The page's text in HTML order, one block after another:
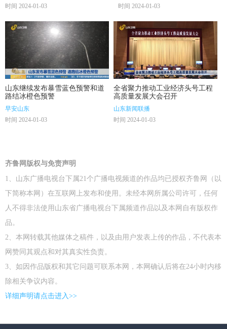
时间 2024-01-03
时间 2024-01-03
山东继续发布暴雪蓝色预警和道
路结冰橙色预警
早安山东
时间 2024-01-03
全省聚力推动工业经济头号工程
高质量发展大会召开
山东新闻联播
时间 2024-01-03
齐鲁网版权与免责声明
1、山东广播电视台下属21个广播电视频道的作品均已授权齐鲁网（以
下简称本网）在互联网上发布和使用。未经本网所属公司许可，任何
人不得非法使用山东省广播电视台下属频道作品以及本网自有版权作
品。
2、本网转载其他媒体之稿件，以及由用户发表上传的作品，不代表本
网赞同其观点和对其真实性负责。
3、如因作品版权和其它问题可联系本网，本网确认后将在24小时内移
除相关争议内容。
详细声明请点击进入>>